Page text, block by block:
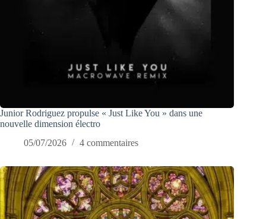
Junior Rodriguez propulse « Just Like You » dans une
nouvelle dimension électro
05/07/2026
4 commentaires